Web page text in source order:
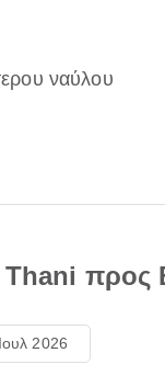
ναύλου
προς
2026